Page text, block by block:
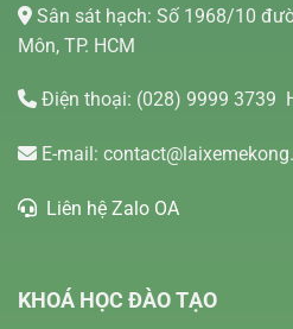
Sân sát hạch: Số 1968/10
Môn, TP. HCM
Điện thoại: (028) 9999 3739
E-mail:
Liên hệ Zalo OA
KHOÁ HỌC ĐÀO TẠO